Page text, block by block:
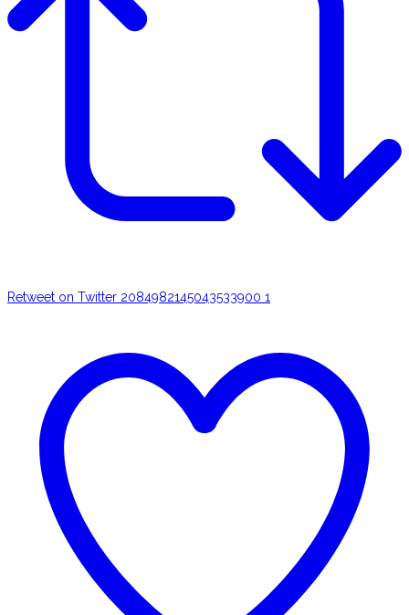
Retweet on Twitter 2084982145043533900 1